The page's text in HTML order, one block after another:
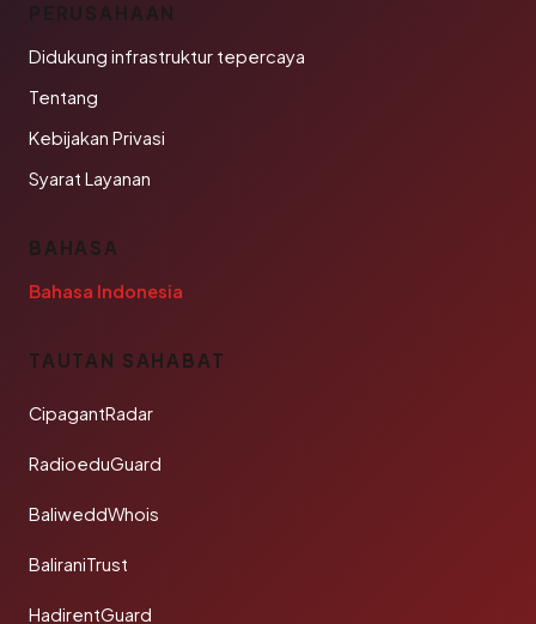
PERUSAHAAN
Didukung infrastruktur tepercaya
Tentang
Kebijakan Privasi
Syarat Layanan
BAHASA
Bahasa Indonesia
TAUTAN SAHABAT
CipagantRadar
RadioeduGuard
BaliweddWhois
BaliraniTrust
HadirentGuard